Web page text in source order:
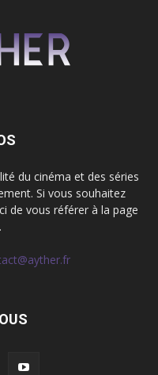
du cinéma et des séries
Si vous souhaitez
de vous référer à la page